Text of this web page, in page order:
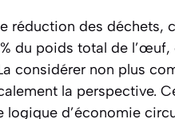
réduction des
du poids total de
considérer non plus
la perspective.
logique d’économie